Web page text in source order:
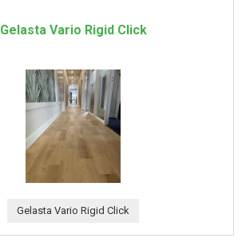
Gelasta Vario Rigid Click
Gelasta Vario Rigid Click